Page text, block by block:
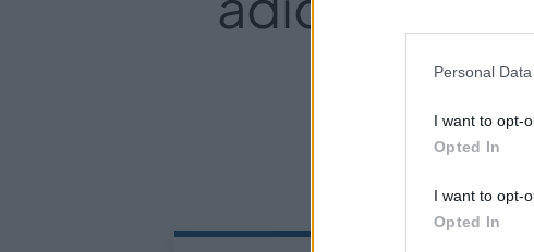
Personal
I want to opt-
Opted In
I want to opt-
Opted In